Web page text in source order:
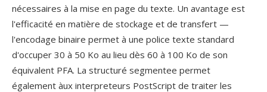
nécessaires à la mise en page du texte. Un avantage est
l'efficacité en matière de stockage et de transfert —
l'encodage binaire permet à une police texte standard
d'occuper 30 à 50 Ko au lieu dès 60 à 100 Ko de son
équivalent PFA. La structuré segmentee permet
également àux interpreteurs PostScript de traiter les